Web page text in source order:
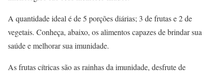
A quantidade ideal é de 5 porções diárias; 3 de frutas e 2 de
vegetais. Conheça, abaixo, os alimentos capazes de brindar sua
saúde e melhorar sua imunidade.
As frutas cítricas são as rainhas da imunidade, desfrute de